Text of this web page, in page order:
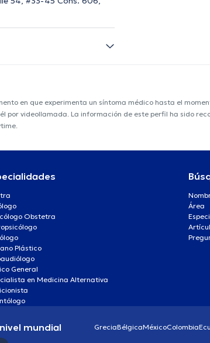
en que experimenta un síntoma médico hasta el
videollamada. La información de este perfil ha sido
Obstetra
Plástico
General
en Medicina Alternativa
Área
mundial GreciaBélgicaMéxicoColombia